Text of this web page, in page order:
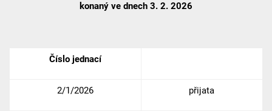
konaný ve dnech 3. 2. 2026
Číslo jednací
2/1/2026 přijata